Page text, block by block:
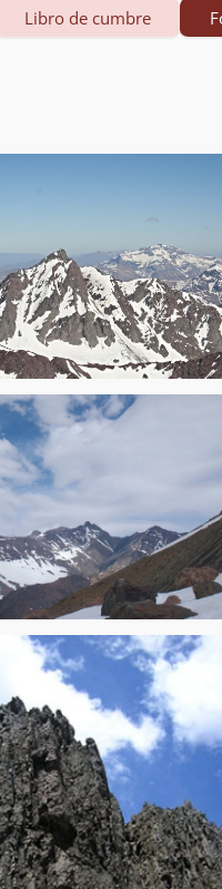
Libro de cumbre